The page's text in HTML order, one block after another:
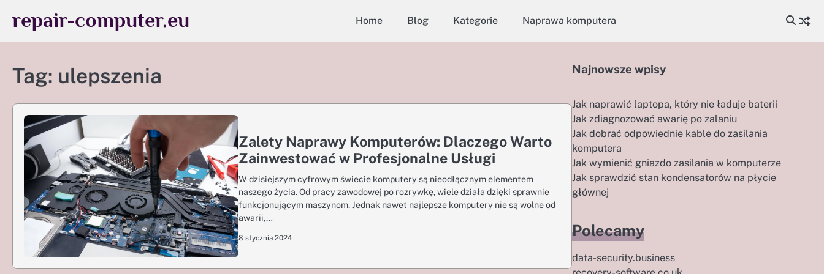
repair-computer.eu Home Blog Kategorie Naprawa komputera
Tag: ulepszenia
Zalety Naprawy Komputerów: Dlaczego Warto
Zainwestować w Profesjonalne Usługi
W dzisiejszym cyfrowym świecie komputery są nieodłącznym elementem
naszego życia. Od pracy zawodowej po rozrywkę, wiele działa dzięki sprawnie
funkcjonującym maszynom. Jednak nawet najlepsze komputery nie są wolne od
awarii,…
8 stycznia 2024
Najnowsze wpisy
Jak naprawić laptopa, który nie ładuje baterii
Jak zdiagnozować awarię po zalaniu
Jak dobrać odpowiednie kable do zasilania
komputera
Jak wymienić gniazdo zasilania w komputerze
Jak sprawdzić stan kondensatorów na płycie
głównej
Polecamy
data-security.business